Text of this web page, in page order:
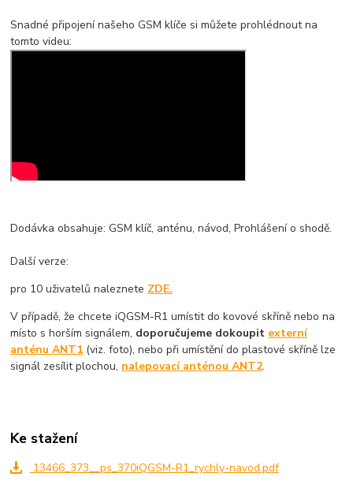
Snadné připojení našeho GSM klíče si můžete prohlédnout na
tomto videu:
Dodávka obsahuje: GSM klíč, anténu, návod, Prohlášení o shodě.
Další verze:
pro 10 uživatelů naleznete ZDE.
V případě, že chcete iQGSM-R1 umístit do kovové skříně nebo na
místo s horším signálem, doporučujeme dokoupit externí
anténu ANT1 (viz. foto), nebo při umístění do plastové skříně lze
signál zesílit plochou, nalepovací anténou ANT2.
Ke stažení
13466_373__ps_370iQGSM-R1_rychly-navod.pdf